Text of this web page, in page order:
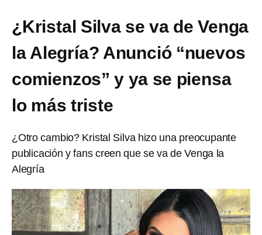
¿Kristal Silva se va de Venga
la Alegría? Anunció “nuevos
comienzos” y ya se piensa
lo más triste
¿Otro cambio? Kristal Silva hizo una preocupante
publicación y fans creen que se va de Venga la
Alegría